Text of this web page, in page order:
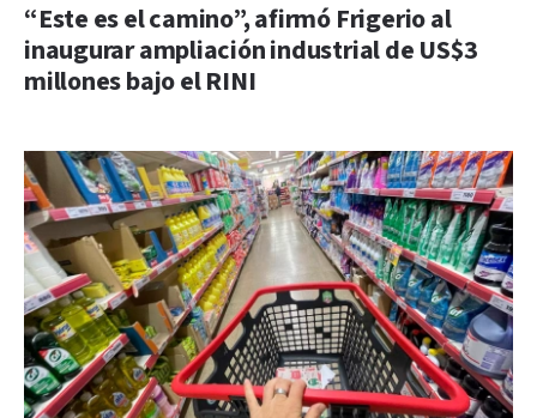
“Este es el camino”, afirmó Frigerio al
inaugurar ampliación industrial de US$3
millones bajo el RINI